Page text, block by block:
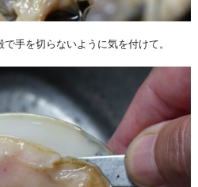
手を切らないように気を付けて。